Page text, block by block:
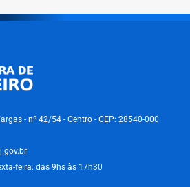
- nº 42/54 - Centro - CEP: 28540-000
feira: das 9hs às 17h30